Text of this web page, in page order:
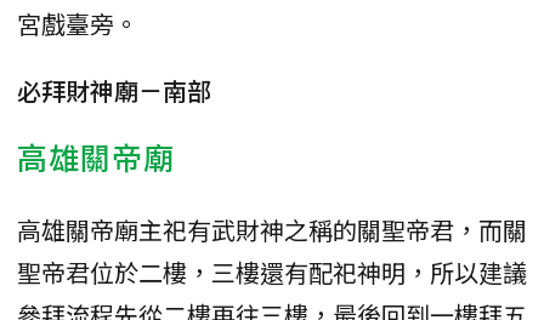
宮戲臺旁。
必拜財神廟－南部
高雄關帝廟
高雄關帝廟主祀有武財神之稱的關聖帝君，而關
聖帝君位於二樓，三樓還有配祀神明，所以建議